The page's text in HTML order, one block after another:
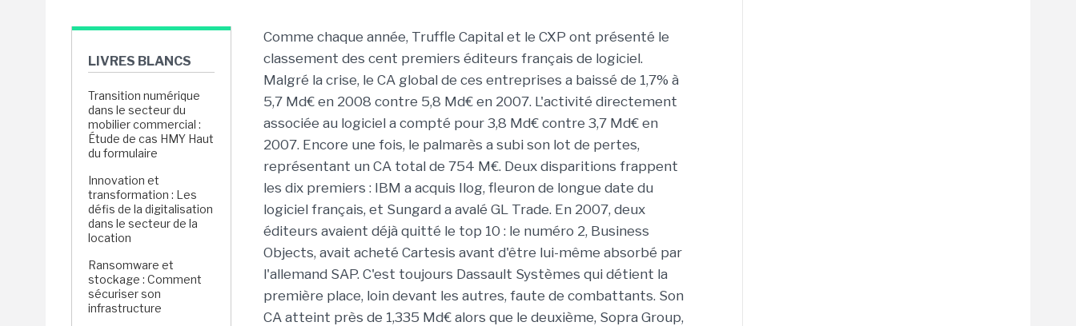
LIVRES BLANCS
Transition numérique
dans le secteur du
mobilier commercial :
Étude de cas HMY Haut
du formulaire
Innovation et
transformation : Les
défis de la digitalisation
dans le secteur de la
location
Ransomware et
stockage : Comment
sécuriser son
infrastructure
Comme chaque année, Truffle Capital et le CXP ont présenté le
classement des cent premiers éditeurs français de logiciel.
Malgré la crise, le CA global de ces entreprises a baissé de 1,7% à
5,7 Md€ en 2008 contre 5,8 Md€ en 2007. L'activité directement
associée au logiciel a compté pour 3,8 Md€ contre 3,7 Md€ en
2007. Encore une fois, le palmarès a subi son lot de pertes,
représentant un CA total de 754 M€. Deux disparitions frappent
les dix premiers : IBM a acquis Ilog, fleuron de longue date du
logiciel français, et Sungard a avalé GL Trade. En 2007, deux
éditeurs avaient déjà quitté le top 10 : le numéro 2, Business
Objects, avait acheté Cartesis avant d'être lui-même absorbé par
l'allemand SAP. C'est toujours Dassault Systèmes qui détient la
première place, loin devant les autres, faute de combattants. Son
CA atteint près de 1,335 Md€ alors que le deuxième, Sopra Group,